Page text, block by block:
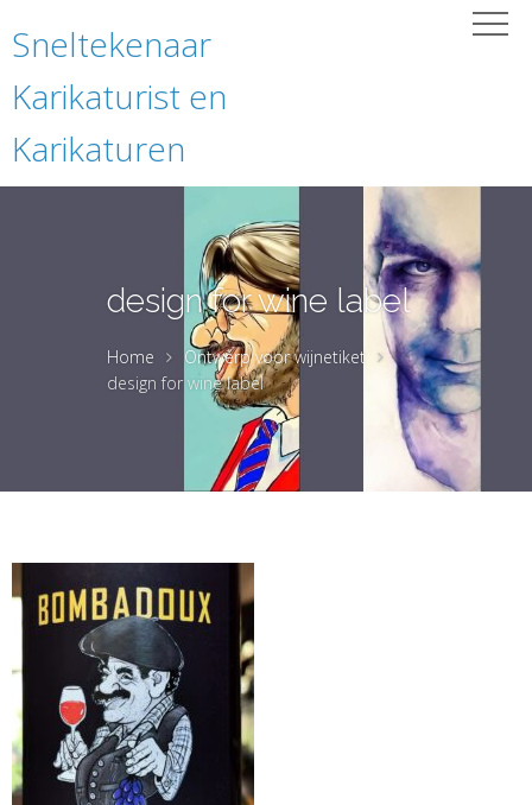
Sneltekenaar
Karikaturist en
Karikaturen
design for wine label
Home
Ontwerp voor wijnetiket
design for wine label